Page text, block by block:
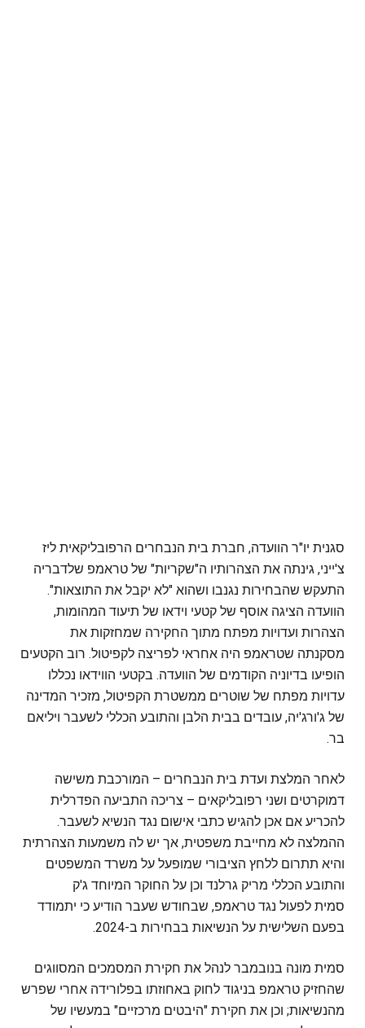
סגנית יו"ר הוועדה, חברת בית הנבחרים הרפובליקאית ליז
צ'ייני, גינתה את הצהרותיו ה"שקריות" של טראמפ שלדבריה
התעקש שהבחירות נגנבו ושהוא "לא יקבל את התוצאות".
הוועדה הציגה אוסף של קטעי וידאו של תיעוד המהומות,
הצהרות ועדויות מפתח מתוך החקירה שמחזקות את
מסקנתה שטראמפ היה אחראי לפריצה לקפיטול. רוב הקטעים
הופיעו בדיוניה הקודמים של הוועדה. בקטעי הווידאו נכללו
עדויות מפתח של שוטרים ממשטרת הקפיטול, מזכיר המדינה
של ג'ורג'יה, עובדים בבית הלבן והתובע הכללי לשעבר ויליאם
בר.
לאחר המלצת ועדת בית הנבחרים – המורכבת משישה
דמוקרטים ושני רפובליקאים – צריכה התביעה הפדרלית
להכריע אם אכן להגיש כתבי אישום נגד הנשיא לשעבר.
ההמלצה לא מחייבת משפטית, אך יש לה משמעות הצהרתית
והיא תתרום ללחץ הציבורי שמופעל על משרד המשפטים
והתובע הכללי מריק גרלנד וכן על החוקר המיוחד ג'ק
סמית לפעול נגד טראמפ, שבחודש שעבר הודיע כי יתמודד
בפעם השלישית על הנשיאות בבחירות ב-2024.
סמית מונה בנובמבר לנהל את חקירת המסמכים המסווגים
שהחזיק טראמפ בניגוד לחוק באחוזתו בפלורידה אחרי שפרש
מהנשיאות; וכן את חקירת "היבטים מרכזיים" במעשיו של